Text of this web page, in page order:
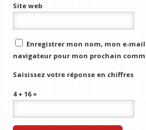
Site web
Enregistrer mon nom, mon e-
navigateur pour mon prochain
Saisissez votre réponse en chiffres
4 + 16 =